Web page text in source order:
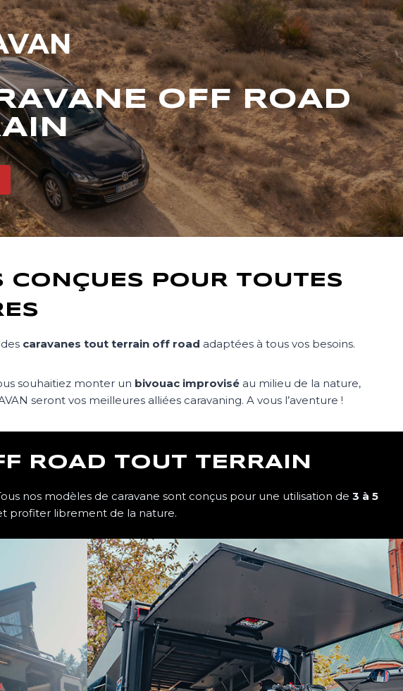
OFF ROAD
CONÇUES POUR TOUTES
caravanes tout terrain off road adaptées à tous vos besoins.
souhaitiez monter un bivouac improviséau milieu de la nature,
seront vos meilleures alliées caravaning. A vous l’aventure !
ROAD TOUT TERRAIN
nos modèles de caravane sont conçus pour une utilisation de 3 à 5
profiter librement de la nature.